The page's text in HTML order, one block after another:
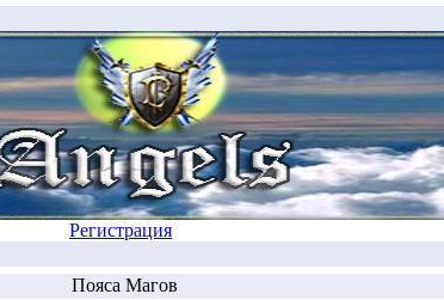
Регистрация
Пояса Магов